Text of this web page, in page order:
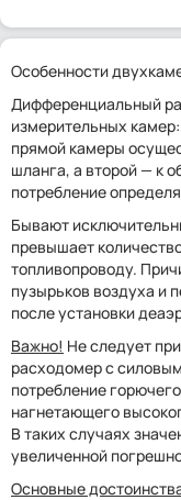
Особенности
Дифференциальный
измерительных
прямой камеры
шланга, а второй — к
потребление
Бывают
превышает
топливопроводу.
пузырьков воздуха и
после установки
Важно! Не следует
расходомер с
потребление
нагнетающего
В таких случаях
увеличенной
Основные